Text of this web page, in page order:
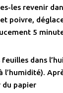
les revenir
poivre,
5
dans
l’humidité).
du papier